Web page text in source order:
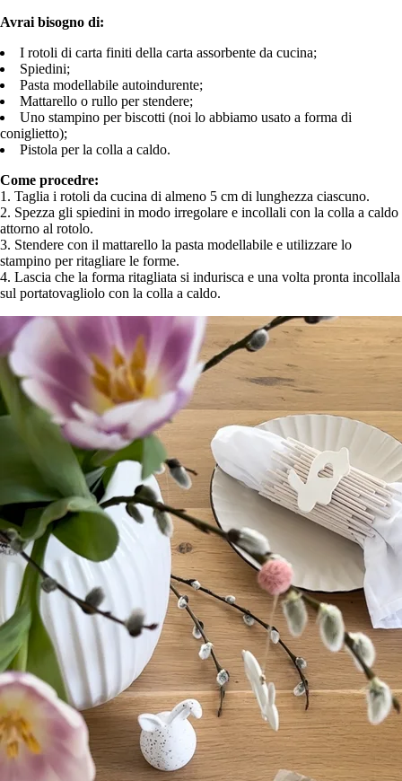
Avrai bisogno di:
I rotoli di carta finiti della carta assorbente da cucina;
Spiedini;
Pasta modellabile autoindurente;
Mattarello o rullo per stendere;
Uno stampino per biscotti (noi lo abbiamo usato a forma di
coniglietto);
Pistola per la colla a caldo.
Come procedre:
1. Taglia i rotoli da cucina di almeno 5 cm di lunghezza ciascuno.
2. Spezza gli spiedini in modo irregolare e incollali con la colla a caldo
attorno al rotolo.
3. Stendere con il mattarello la pasta modellabile e utilizzare lo
stampino per ritagliare le forme.
4. Lascia che la forma ritagliata si indurisca e una volta pronta incollala
sul portatovagliolo con la colla a caldo.